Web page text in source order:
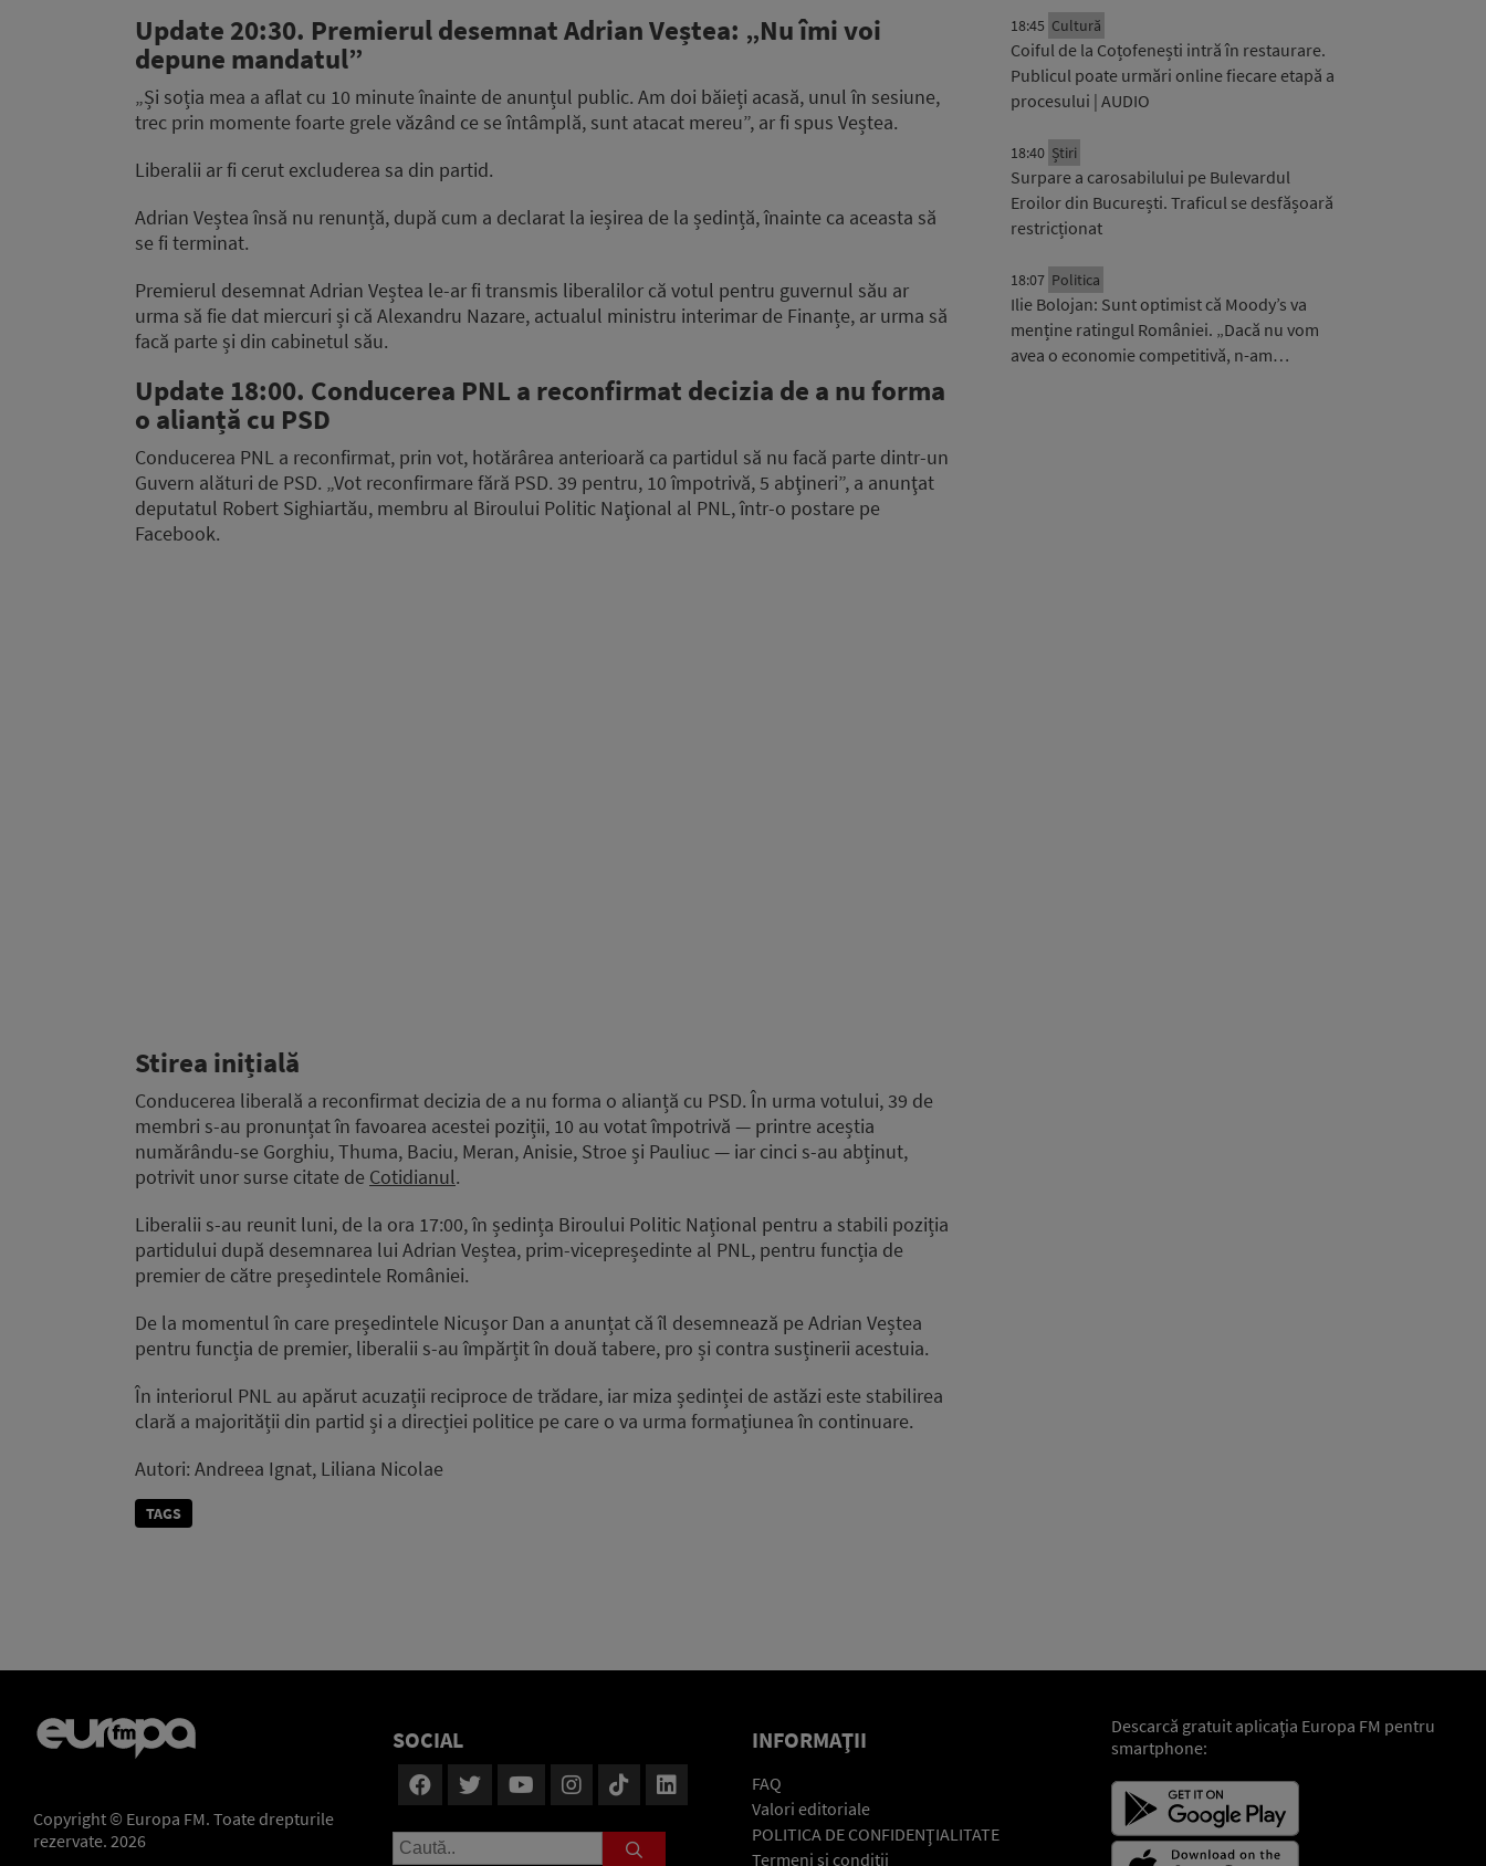
Update 20:30. Premierul desemnatAdrian Veștea: „Nu îmi voi
depune mandatul”
„Și soția mea a aflat cu 10 minute înainte de anunțul public. Am doi băieți acasă, unul în sesiune,
trec prin momente foarte grele văzând ce se întâmplă, sunt atacat mereu”, ar fi spus Veștea.
Liberalii ar fi cerut excluderea sa din partid.
Adrian Veștea însă nu renunță, după cum a declarat la ieșirea de la ședință, înainte ca aceasta să
se fi terminat.
Premierul desemnat Adrian Veștea le-ar fi transmis liberalilor că votul pentru guvernul său ar
urma să fie dat miercuri și că Alexandru Nazare, actualul ministru interimar de Finanțe, ar urma să
facă parte și din cabinetul său.
Update 18:00. Conducerea PNL a reconfirmat decizia de a nu forma
o alianță cu PSD
Conducerea PNL a reconfirmat, prin vot, hotărârea anterioară ca partidul să nu facă parte dintr-un
Guvern alături de PSD. „Vot reconfirmare fără PSD. 39 pentru, 10 împotrivă, 5 abţineri”, a anunţat
deputatul Robert Sighiartău, membru al Biroului Politic Naţional al PNL, într-o postare pe
Facebook.
Stirea inițială
Conducerea liberală a reconfirmat decizia de a nu forma o alianță cu PSD. În urma votului, 39 de
membri s-au pronunțat în favoarea acestei poziții, 10 au votat împotrivă — printre aceștia
numărându-se Gorghiu, Thuma, Baciu, Meran, Anisie, Stroe și Pauliuc — iar cinci s-au abținut,
potrivit unor surse citate de Cotidianul.
Liberalii s-au reunit luni, de la ora 17:00, în ședința Biroului Politic Național pentru a stabili poziția
partidului după desemnarea lui Adrian Veștea, prim-vicepreședinte al PNL, pentru funcția de
premier de către președintele României.
De la momentul în care președintele Nicușor Dan a anunțat că îl desemnează pe Adrian Veștea
pentru funcția de premier, liberalii s-au împărțit în două tabere, pro și contra susținerii acestuia.
În interiorul PNL au apărut acuzații reciproce de trădare, iar miza ședinței de astăzi este stabilirea
clară a majorității din partid și a direcției politice pe care o va urma formațiunea în continuare.
Autori: Andreea Ignat, Liliana Nicolae
TAGS
18:45 Cultură
Coiful de la Coțofenești intră în restaurare.
Publicul poate urmări online fiecare etapă a
procesului | AUDIO
18:40 Știri
Surpare a carosabilului pe Bulevardul
Eroilor din București. Traficul se desfășoară
restricționat
18:07 Politica
Ilie Bolojan: Sunt optimist că Moody’s va
menține ratingul României. „Dacă nu vom
avea o economie competitivă, n-am…
Copyright © Europa FM. Toate drepturile
rezervate. 2026
SOCIAL INFORMAŢII
FAQ
Valori editoriale
POLITICA DE CONFIDENŢIALITATE
Termeni şi condiţii
Descarcă gratuit aplicaţia Europa FM pentru
smartphone: